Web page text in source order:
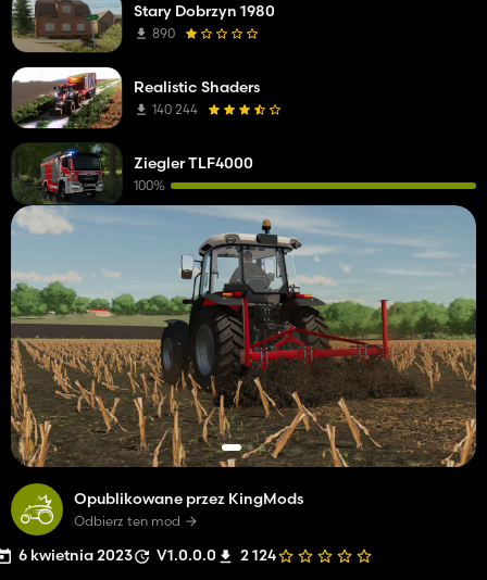
Opublikowane przez KingMods
Odbierz ten mod
6 kwietnia 2023 V1.0.0.0 2 124
Stary Dobrzyn 1980
890
Realistic Shaders
140 244
Ziegler TLF4000
100%